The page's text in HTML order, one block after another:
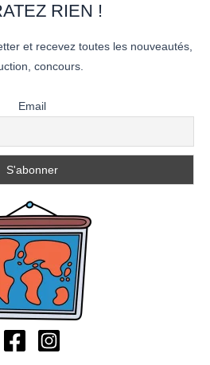
RIEN !
et recevez toutes les nouveautés,
concours.
Email